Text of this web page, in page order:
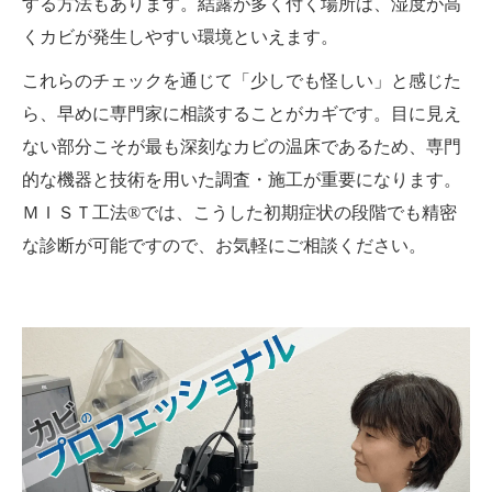
くカビが発生しやすい環境といえます。
これらのチェックを通じて「少しでも怪しい」と感じた
ら、早めに専門家に相談することがカギです。目に見え
ない部分こそが最も深刻なカビの温床であるため、専門
的な機器と技術を用いた調査・施工が重要になります。
ＭＩＳＴ工法®では、こうした初期症状の段階でも精密
な診断が可能ですので、お気軽にご相談ください。